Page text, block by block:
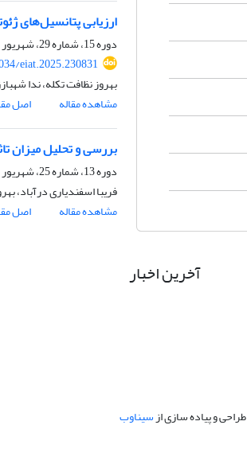
ارزیابی پتانسیل‌های
دوره 15، شماره 29، شهریور 1403، صفحه
eiat.2025.230831
بهروز نظافت تکله، ندا
مشاهده مقاله
اصل
بررسی و تحلیل میزان
دوره 13، شماره 25، شهریور 1401، صفحه
فریبا اسفندیاری درآباد،
مشاهده مقاله
اصل
آخرین اخبار
طراحی و پیاده سازی ازسیناوب